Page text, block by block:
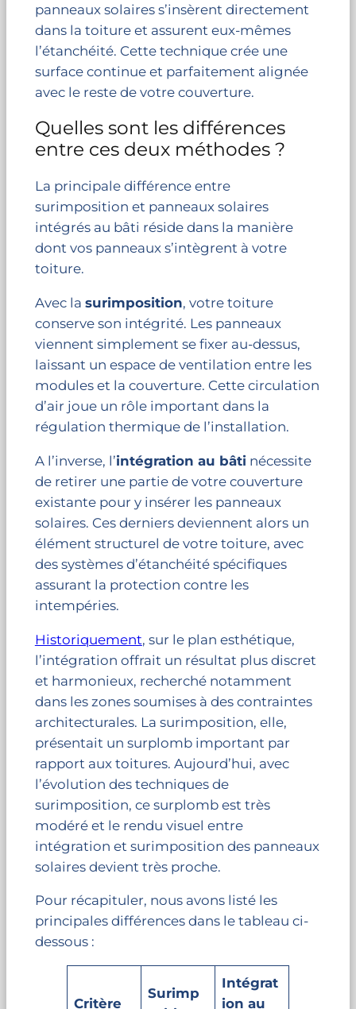
panneaux solaires s’insèrent directement
dans la toiture et assurent eux-mêmes
l’étanchéité. Cette technique crée une
surface continue et parfaitement alignée
avec le reste de votre couverture.
Quelles sont les différences
entre ces deux méthodes ?
La principale différence entre
surimposition et panneaux solaires
intégrés au bâti réside dans la manière
dont vos panneaux s’intègrent à votre
toiture.
Avec la surimposition, votre toiture
conserve son intégrité. Les panneaux
viennent simplement se fixer au-dessus,
laissant un espace de ventilation entre les
modules et la couverture. Cette circulation
d’air joue un rôle important dans la
régulation thermique de l’installation.
A l’inverse, l’intégration au bâti nécessite
de retirer une partie de votre couverture
existante pour y insérer les panneaux
solaires. Ces derniers deviennent alors un
élément structurel de votre toiture, avec
des systèmes d’étanchéité spécifiques
assurant la protection contre les
intempéries.
Historiquement, sur le plan esthétique,
l’intégration offrait un résultat plus discret
et harmonieux, recherché notamment
dans les zones soumises à des contraintes
architecturales. La surimposition, elle,
présentait un surplomb important par
rapport aux toitures. Aujourd’hui, avec
l’évolution des techniques de
surimposition, ce surplomb est très
modéré et le rendu visuel entre
intégration et surimposition des panneaux
solaires devient très proche.
Pour récapituler, nous avons listé les
principales différences dans le tableau ci-
dessous :
Critère
Surimp
Intégrat
ion au